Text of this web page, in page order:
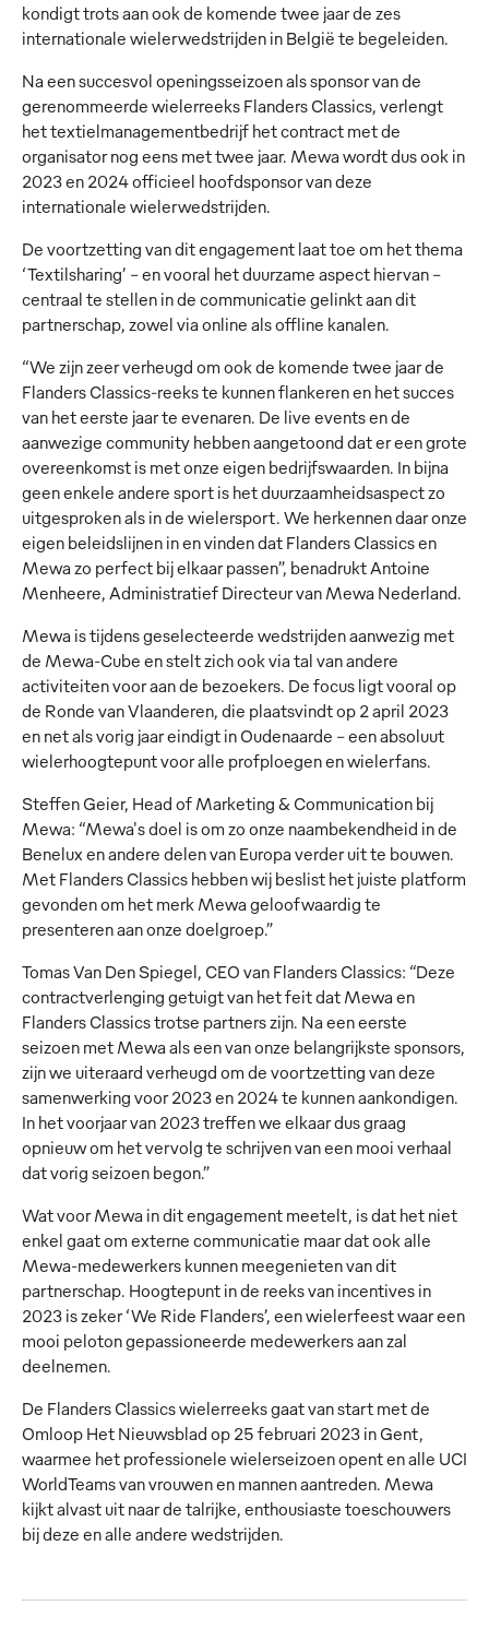
kondigt trots aan ook de komende twee jaar de zes
internationale wielerwedstrijden in België te begeleiden.
Na een succesvol openingsseizoen als sponsor van de
gerenommeerde wielerreeks Flanders Classics, verlengt
het textielmanagementbedrijf het contract met de
organisator nog eens met twee jaar. Mewa wordt dus ook in
2023 en 2024 officieel hoofdsponsor van deze
internationale wielerwedstrijden.
De voortzetting van dit engagement laat toe om het thema
‘Textilsharing’ - en vooral het duurzame aspect hiervan -
centraal te stellen in de communicatie gelinkt aan dit
partnerschap, zowel via online als offline kanalen.
“We zijn zeer verheugd om ook de komende twee jaar de
Flanders Classics-reeks te kunnen flankeren en het succes
van het eerste jaar te evenaren. De live events en de
aanwezige community hebben aangetoond dat er een grote
overeenkomst is met onze eigen bedrijfswaarden. In bijna
geen enkele andere sport is het duurzaamheidsaspect zo
uitgesproken als in de wielersport. We herkennen daar onze
eigen beleidslijnen in en vinden dat Flanders Classics en
Mewa zo perfect bij elkaar passen”, benadrukt Antoine
Menheere, Administratief Directeur van Mewa Nederland.
Mewa is tijdens geselecteerde wedstrijden aanwezig met
de Mewa-Cube en stelt zich ook via tal van andere
activiteiten voor aan de bezoekers. De focus ligt vooral op
de Ronde van Vlaanderen, die plaatsvindt op 2 april 2023
en net als vorig jaar eindigt in Oudenaarde - een absoluut
wielerhoogtepunt voor alle profploegen en wielerfans.
Steffen Geier, Head of Marketing & Communication bij
Mewa: “Mewa's doel is om zo onze naambekendheid in de
Benelux en andere delen van Europa verder uit te bouwen.
Met Flanders Classics hebben wij beslist het juiste platform
gevonden om het merk Mewa geloofwaardig te
presenteren aan onze doelgroep.”
Tomas Van Den Spiegel, CEO van Flanders Classics: “Deze
contractverlenging getuigt van het feit dat Mewa en
Flanders Classics trotse partners zijn. Na een eerste
seizoen met Mewa als een van onze belangrijkste sponsors,
zijn we uiteraard verheugd om de voortzetting van deze
samenwerking voor 2023 en 2024 te kunnen aankondigen.
In het voorjaar van 2023 treffen we elkaar dus graag
opnieuw om het vervolg te schrijven van een mooi verhaal
dat vorig seizoen begon.”
Wat voor Mewa in dit engagement meetelt, is dat het niet
enkel gaat om externe communicatie maar dat ook alle
Mewa-medewerkers kunnen meegenieten van dit
partnerschap. Hoogtepunt in de reeks van incentives in
2023 is zeker ‘We Ride Flanders’, een wielerfeest waar een
mooi peloton gepassioneerde medewerkers aan zal
deelnemen.
De Flanders Classics wielerreeks gaat van start met de
Omloop Het Nieuwsblad op 25 februari 2023 in Gent,
waarmee het professionele wielerseizoen opent en alle UCI
WorldTeams van vrouwen en mannen aantreden. Mewa
kijkt alvast uit naar de talrijke, enthousiaste toeschouwers
bij deze en alle andere wedstrijden.